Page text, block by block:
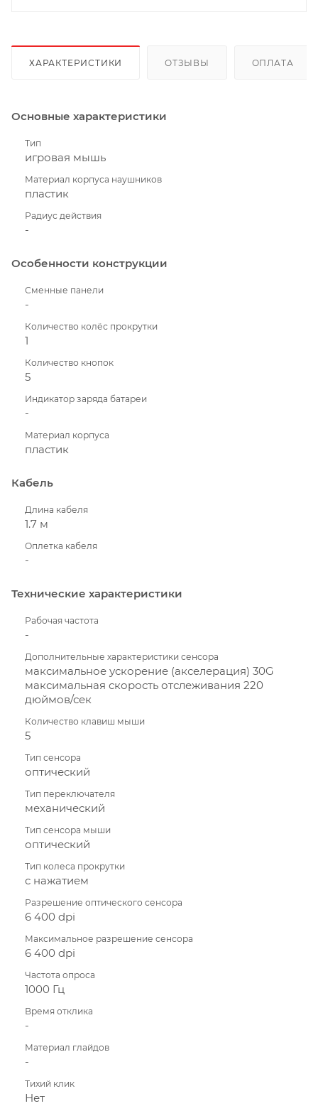
ХАРАКТЕРИСТИКИ ОТЗЫВЫ ОПЛАТА
Основные характеристики
Тип
игровая мышь
Материал корпуса наушников
пластик
Радиус действия
-
Особенности конструкции
Сменные панели
-
Количество колёс прокрутки
1
Количество кнопок
5
Индикатор заряда батареи
-
Материал корпуса
пластик
Кабель
Длина кабеля
1.7 м
Оплетка кабеля
-
Технические характеристики
Рабочая частота
-
Дополнительные характеристики сенсора
максимальное ускорение (акселерация) 30G
максимальная скорость отслеживания 220
дюймов/сек
Количество клавиш мыши
5
Тип сенсора
оптический
Тип переключателя
механический
Тип сенсора мыши
оптический
Тип колеса прокрутки
с нажатием
Разрешение оптического сенсора
6 400 dpi
Максимальное разрешение сенсора
6 400 dpi
Частота опроса
1000 Гц
Время отклика
-
Материал глайдов
-
Тихий клик
Нет